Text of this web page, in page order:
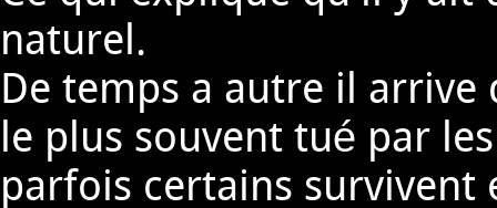
naturel.
De temps a autre il
le plus souvent tué par
parfois certains survivent